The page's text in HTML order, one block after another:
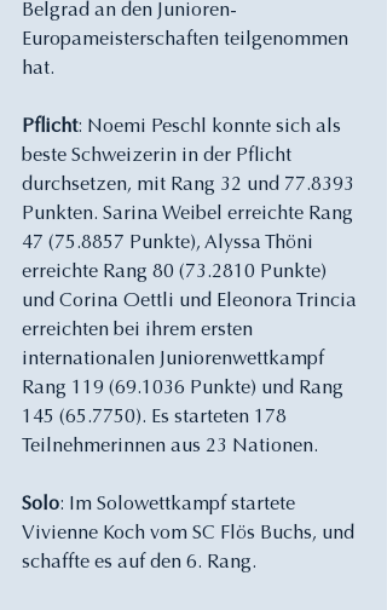
Belgrad an den Junioren-
Europameisterschaften teilgenommen
hat.
Pflicht: Noemi Peschl konnte sich als
beste Schweizerin in der Pflicht
durchsetzen, mit Rang 32 und 77.8393
Punkten. Sarina Weibel erreichte Rang
47 (75.8857 Punkte), Alyssa Thöni
erreichte Rang 80 (73.2810 Punkte)
und Corina Oettli und Eleonora Trincia
erreichten bei ihrem ersten
internationalen Juniorenwettkampf
Rang 119 (69.1036 Punkte) und Rang
145 (65.7750). Es starteten 178
Teilnehmerinnen aus 23 Nationen.
Solo: Im Solowettkampf startete
Vivienne Koch vom SC Flös Buchs, und
schaffte es auf den 6. Rang.